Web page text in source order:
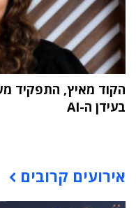
הקוד מאיץ, התפקיד
בעידן ה-AI
אירועים קרובים